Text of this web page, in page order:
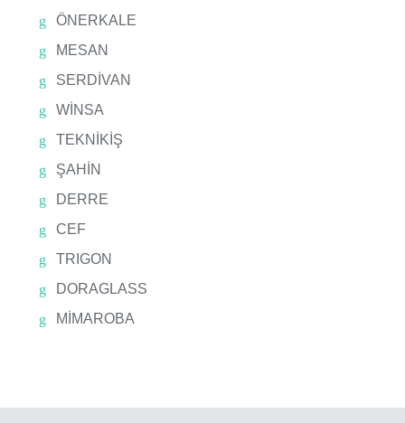
ÖNERKALE
MESAN
SERDİVAN
WİNSA
TEKNİKİŞ
ŞAHİN
DERRE
CEF
TRIGON
DORAGLASS
MİMAROBA